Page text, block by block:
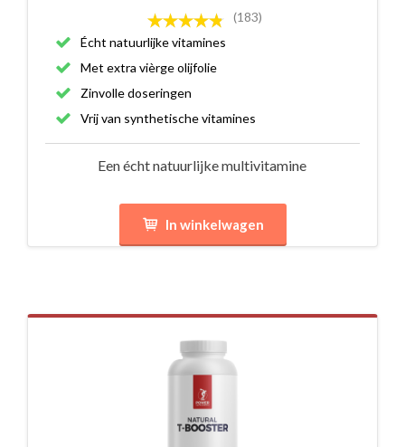
(183)
Écht natuurlijke vitamines
Met extra vièrge olijfolie
Zinvolle doseringen
Vrij van synthetische vitamines
Een écht natuurlijke multivitamine
In winkelwagen